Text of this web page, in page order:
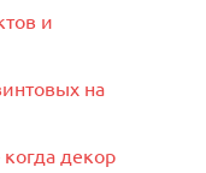
и
на
декор